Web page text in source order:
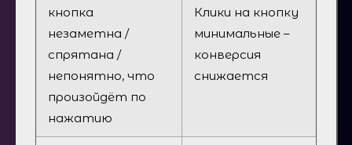
кнопка
незаметна /
спрятана /
непонятно, что
произойдёт по
нажатию
Клики на кнопку
минимальные –
конверсия
снижается